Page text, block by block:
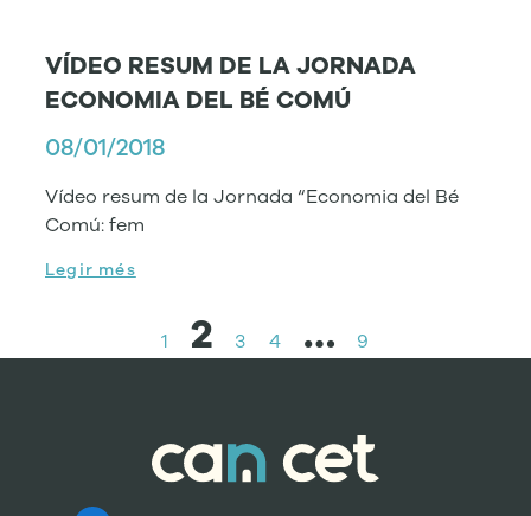
VÍDEO RESUM DE LA JORNADA
ECONOMIA DEL BÉ COMÚ
08/01/2018
Vídeo resum de la Jornada “Economia del Bé
Comú: fem
Legir més
1 2 3 4 … 9